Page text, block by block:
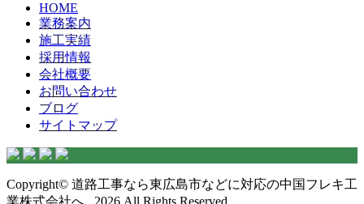
HOME
業務案内
施工実績
採用情報
会社概要
お問い合わせ
ブログ
サイトマップ
Copyright© 道路工事なら東広島市などに対応の中国フレキ工
業株式会社へ , 2026 All Rights Reserved.